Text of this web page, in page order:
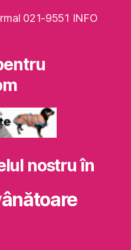
021-9551 INFO
nostru în